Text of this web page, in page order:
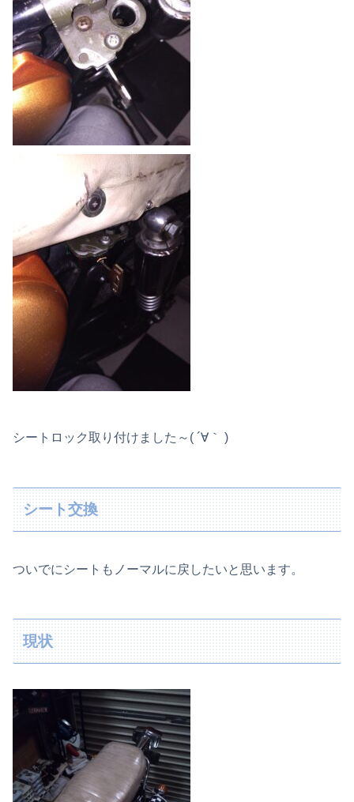
シートロック取り付けました～( ´∀｀ )
シート交換
ついでにシートもノーマルに戻したいと思います。
現状